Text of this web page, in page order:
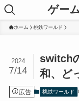
ゲー
ホーム 桃鉄ワールド
switch
和、ど
2024
7/14
広告 桃鉄ワールド